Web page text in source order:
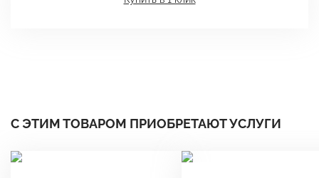
С ЭТИМ ТОВАРОМ ПРИОБРЕТАЮТ УСЛУГИ